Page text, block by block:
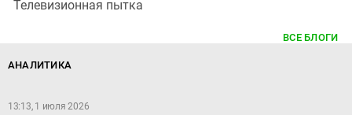
Телевизионная пытка
ВСЕ БЛОГИ
АНАЛИТИКА
13:13, 1 июля 2026